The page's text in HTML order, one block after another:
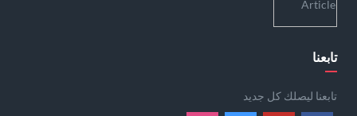
تابعنا
تابعنا ليصلك كل جديد